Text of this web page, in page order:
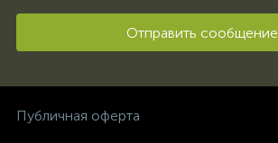
Отправить сообщение
Публичная оферта